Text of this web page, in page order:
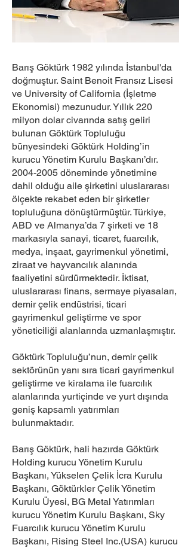
Barış Göktürk 1982 yılında İstanbul'da
doğmuştur. Saint Benoit Fransız Lisesi
ve University of California (İşletme
Ekonomisi) mezunudur. Yıllık 220
milyon dolar civarında satış geliri
bulunan Göktürk Topluluğu
bünyesindeki Göktürk Holding’in
kurucu Yönetim Kurulu Başkanı’dır.
2004-2005 döneminde yönetimine
dahil olduğu aile şirketini uluslararası
ölçekte rekabet eden bir şirketler
topluluğuna dönüştürmüştür. Türkiye,
ABD ve Almanya’da 7 şirketi ve 18
markasıyla sanayi, ticaret, fuarcılık,
medya, inşaat, gayrimenkul yönetimi,
ziraat ve hayvancılık alanında
faaliyetini sürdürmektedir. İktisat,
uluslararası finans, sermaye piyasaları,
demir çelik endüstrisi, ticari
gayrimenkul geliştirme ve spor
yöneticiliği alanlarında uzmanlaşmıştır.
Göktürk Topluluğu’nun, demir çelik
sektörünün yanı sıra ticari gayrimenkul
geliştirme ve kiralama ile fuarcılık
alanlarında yurtiçinde ve yurt dışında
geniş kapsamlı yatırımları
bulunmaktadır.
Barış Göktürk, hali hazırda Göktürk
Holding kurucu Yönetim Kurulu
Başkanı, Yükselen Çelik İcra Kurulu
Başkanı, Göktürkler Çelik Yönetim
Kurulu Üyesi, BG Metal Yatırımları
kurucu Yönetim Kurulu Başkanı, Sky
Fuarcılık kurucu Yönetim Kurulu
Başkanı, Rising Steel Inc.(USA) kurucu